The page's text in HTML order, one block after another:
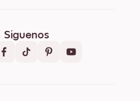
Síguenos